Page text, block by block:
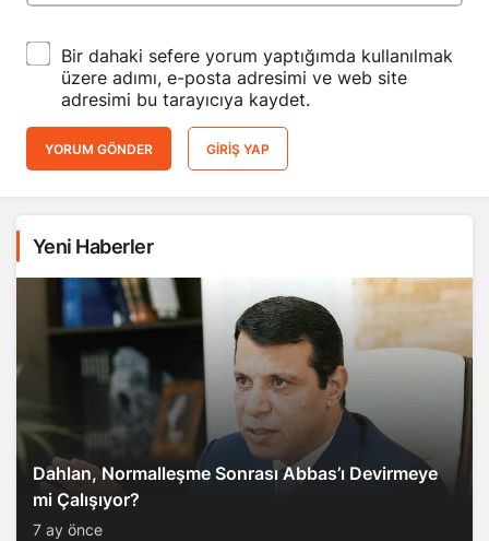
Bir dahaki sefere yorum yaptığımda kullanılmak
üzere adımı, e-posta adresimi ve web site
adresimi bu tarayıcıya kaydet.
YORUM GÖNDER GIRIŞ YAP
Yeni Haberler
Dahlan, Normalleşme Sonrası Abbas’ı Devirmeye
mi Çalışıyor?
7 ay önce